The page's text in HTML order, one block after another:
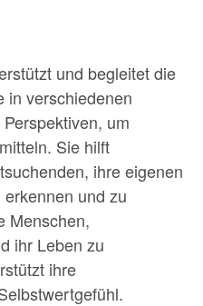
und begleitet die
in verschiedenen
um
Sie hilft
ihre eigenen
und zu
Menschen,
ihr Leben zu
ihre